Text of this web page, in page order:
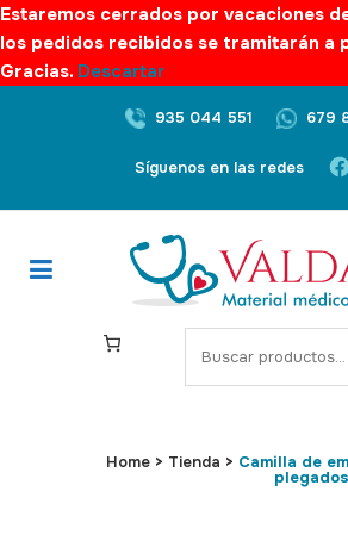
Estaremos cerrados por vacaciones
los pedidos recibidos se tramitarán a
Gracias. Descartar
935 044 551 679
Síguenos en las redes
S
e
c
Home > Tienda > Camilla de